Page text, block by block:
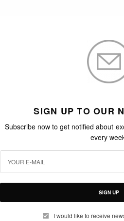
SIGN UP TO OUR
Subscribe now to get notified about
every
SIGN UP
I would like to receive